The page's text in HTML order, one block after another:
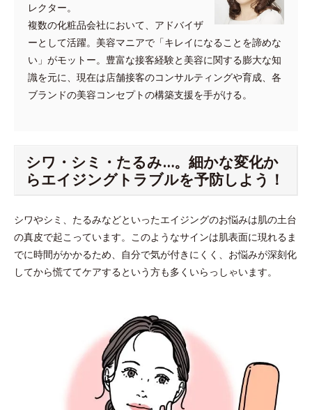
レクター。
複数の化粧品会社において、アドバイザ
ーとして活躍。美容マニアで「キレイになることを諦めな
い」がモットー。豊富な接客経験と美容に関する膨大な知
識を元に、現在は店舗接客のコンサルティングや育成、各
ブランドの美容コンセプトの構築支援を手がける。
シワ・シミ・たるみ…。細かな変化か
らエイジングトラブルを予防しよう！
シワやシミ、たるみなどといったエイジングのお悩みは肌の土台
の真皮で起こっています。このようなサインは肌表面に現れるま
でに時間がかかるため、自分で気が付きにくく、お悩みが深刻化
してから慌ててケアするという方も多くいらっしゃいます。